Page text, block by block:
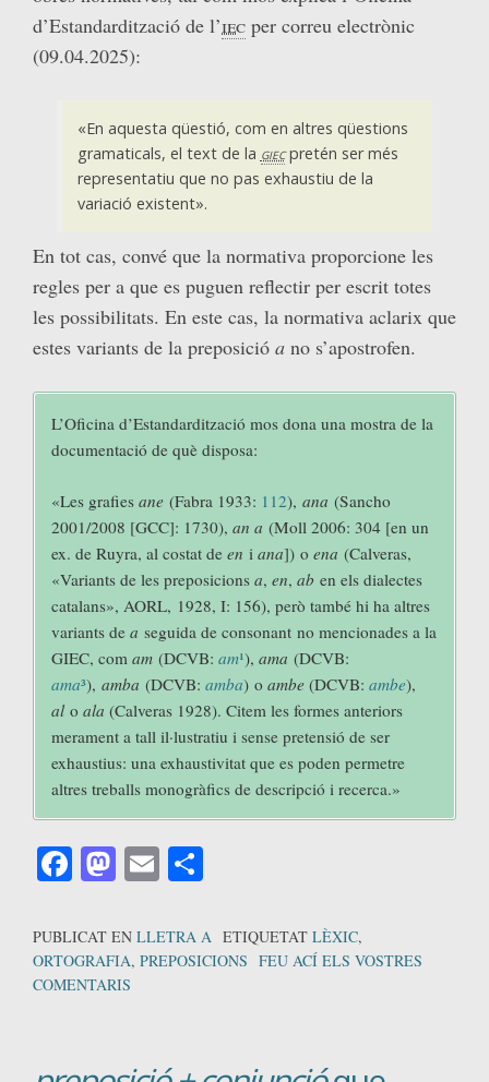
d’Estandardització de l’iec per correu electrònic
(09.04.2025):
«En aquesta qüestió, com en altres qüestions
gramaticals, el text de la giecpretén ser més
representatiu que no pas exhaustiu de la
variació existent».
En tot cas, convé que la normativa proporcione les
regles per a que es puguen reflectir per escrit totes
les possibilitats. En este cas, la normativa aclarix que
estes variants de la preposició a no s’apostrofen.
L’Oficina d’Estandardització mos dona una mostra de la
documentació de què disposa:
«Les grafiesane (Fabra 1933: 112),ana (Sancho
2001/2008 [GCC]: 1730),an a (Moll 2006: 304 [en un
ex. de Ruyra, al costat deen iana]) oena (Calveras,
«Variants de les preposicionsa,en,ab en els dialectes
catalans», AORL, 1928, I: 156), però també hi ha altres
variants dea seguida de consonant no mencionades a la
GIEC, comam (DCVB:am¹),ama (DCVB:
ama³),amba (DCVB:amba) oambe(DCVB:ambe),
aloala (Calveras 1928). Citem les formes anteriors
merament a tall il·lustratiu i sense pretensió de ser
exhaustius: una exhaustivitat que es poden permetre
altres treballs monogràfics de descripció i recerca.»
Facebook
Mastodon
Email
PUBLICAT EN LLETRA A ETIQUETAT LÈXIC,
ORTOGRAFIA, PREPOSICIONS FEU ACÍ ELS VOSTRES
COMENTARIS